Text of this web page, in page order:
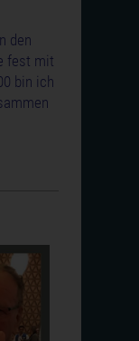
den
fest mit
bin ich